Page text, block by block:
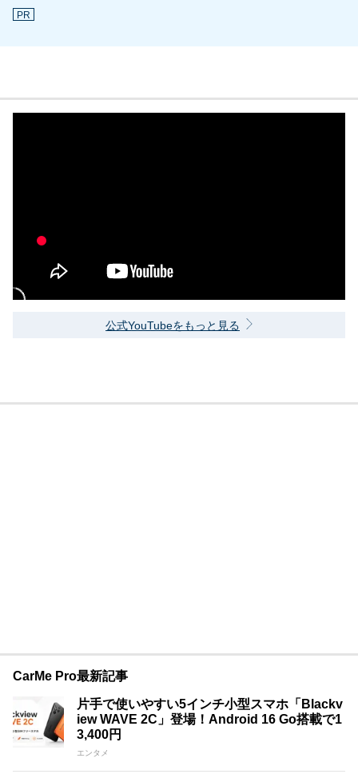
PR
公式YouTubeをもっと見る
CarMe Pro最新記事
片手で使いやすい5インチ小型スマホ「Blackv
iew WAVE 2C」登場！Android 16 Go搭載で1
3,400円
エンタメ